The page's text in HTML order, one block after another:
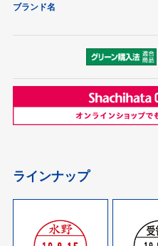
ブランド名
ラインナップ